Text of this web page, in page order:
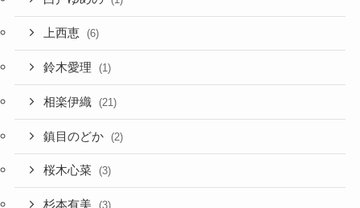
上西恵 (6)
鈴木愛理 (1)
相楽伊織 (21)
鎮目のどか (2)
桜木心菜 (3)
杉本有美 (3)